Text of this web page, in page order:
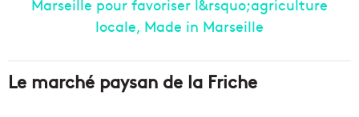
Le marché paysan de la Friche